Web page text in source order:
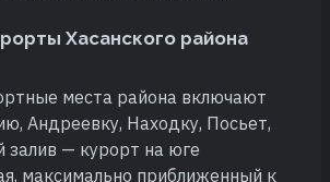
Хасанского района
места района включают
Андреевку, Находку, Посьет,
залив — курорт на юге
максимально приближенный к